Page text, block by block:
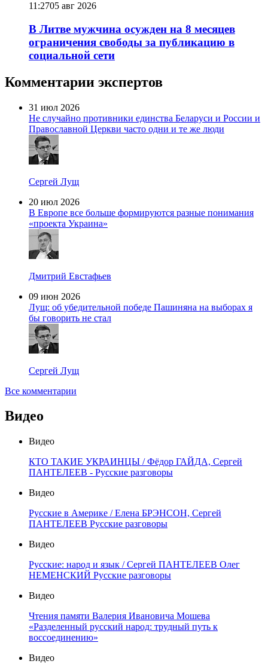
11:2705 авг 2026
В Литве мужчина осужден на 8 месяцев
ограничения свободы за публикацию в
социальной сети
Комментарии экспертов
31 июл 2026
Не случайно противники единства Беларуси и России и
Православной Церкви часто одни и те же люди
Сергей Лущ
20 июл 2026
В Европе все больше формируются разные понимания
«проекта Украина»
Дмитрий Евстафьев
09 июн 2026
Лущ: об убедительной победе Пашиняна на выборах я
бы говорить не стал
Сергей Лущ
Все комментарии
Видео
Видео
КТО ТАКИЕ УКРАИНЦЫ / Фёдор ГАЙДА, Сергей
ПАНТЕЛЕЕВ - Русские разговоры
Видео
Русские в Америке / Елена БРЭНСОН, Сергей
ПАНТЕЛЕЕВ Русские разговоры
Видео
Русские: народ и язык / Сергей ПАНТЕЛЕЕВ Олег
НЕМЕНСКИЙ Русские разговоры
Видео
Чтения памяти Валерия Ивановича Мошева
«Разделенный русский народ: трудный путь к
воссоединению»
Видео